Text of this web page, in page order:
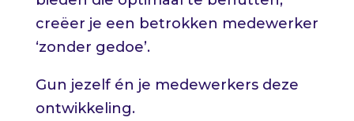
creëer je een betrokken medewerker
‘zonder gedoe’.
Gun jezelf én je medewerkers deze
ontwikkeling.